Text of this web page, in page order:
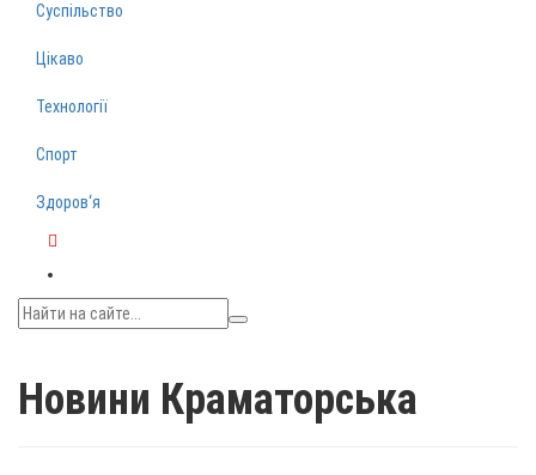
Суспільство
Цікаво
Технології
Спорт
Здоров‘я
Новини Краматорська